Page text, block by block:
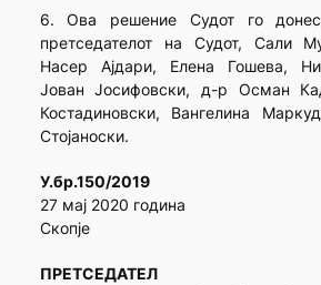
6. Ова решение Судот го
претседателот на Судот, Сали
Насер Ајдари, Елена Гошева,
Јован Јосифовски, д-р Осман
Костадиновски, Вангелина
Стојаноски.
У.бр.150/2019
27 мај 2020 година
Скопје
ПРЕТСЕДАТЕЛ